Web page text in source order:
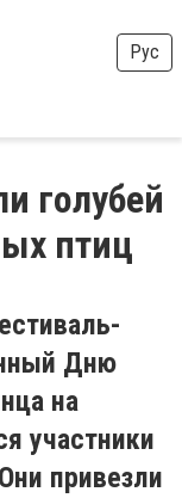
Рус
голубей
птиц
Дню
на
участники
привезли